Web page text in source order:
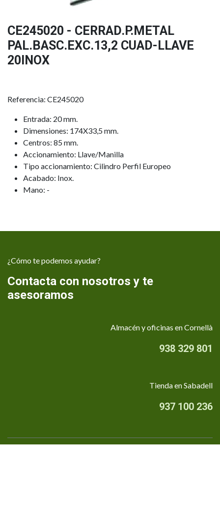
CE245020 - CERRAD.P.METAL
PAL.BASC.EXC.13,2 CUAD-LLAVE
20INOX
Referencia: CE245020
Entrada: 20 mm.
Dimensiones: 174X33,5 mm.
Centros: 85 mm.
Accionamiento: Llave/Manilla
Tipo accionamiento: Cilindro Perfil Europeo
Acabado: Inox.
Mano: -
¿Cómo te podemos ayudar?
Contacta con nosotros y te
asesoramos
Almacén y oficinas en Cornellà
938 329 801
Tienda en Sabadell
937 100 236